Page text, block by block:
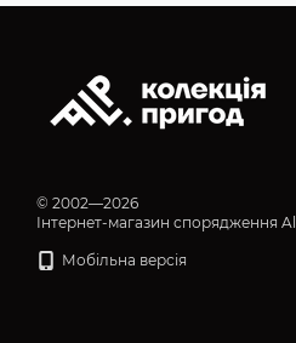
© 2002—2026
Інтернет-магазин спорядження
Мобільна версія